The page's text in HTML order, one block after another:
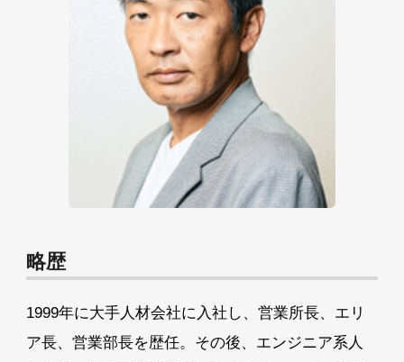
略歴
1999年に大手人材会社に入社し、営業所長、エリ
ア長、営業部長を歴任。その後、エンジニア系人